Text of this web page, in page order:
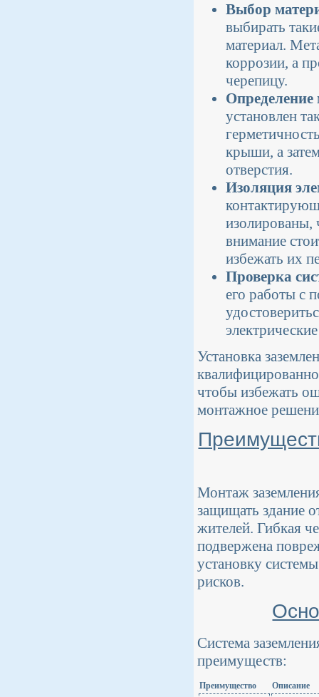
Выбор
выбирать
материал.
коррозии, а
черепицу.
Определение
установлен
крыши, а
отверстия.
Изоляция
изолированы,
внимание
избежать их
Проверка
его работы с
Установка
чтобы избежать
монтажное
Монтаж
защищать здание
жителей. Гибкая
подвержена
установку
рисков.
Система
преимуществ:
Преимущество Описание